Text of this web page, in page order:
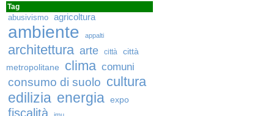
Tag
abusivismo agricoltura
ambiente appalti
architettura arte città
città
metropolitane
clima comuni
consumo di suolo cultura
edilizia energia expo
fiscalità